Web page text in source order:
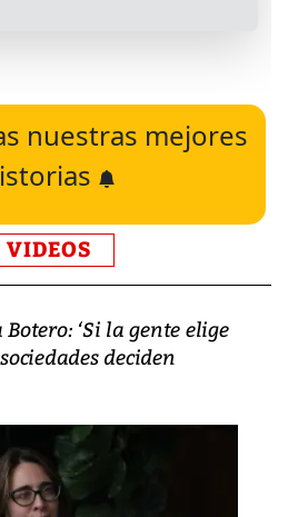
nuestras mejores
VIDEOS
‘Si la gente elige
deciden